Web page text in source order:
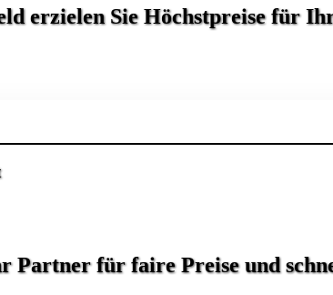
erzielen Sie Höchstpreise für
Partner für faire Preise und